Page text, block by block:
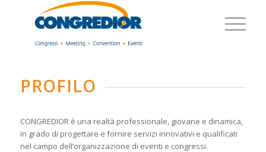
PROFILO
CONGREDIOR è una realtà professionale, giovane e dinamica,
in grado di progettare e fornire servizi innovativi e qualificati
nel campo dell’organizzazione di eventi e congressi.